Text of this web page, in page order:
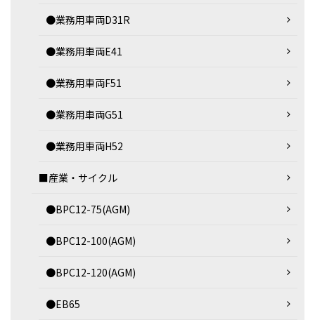
●業務用車両D31R
●業務用車両E41
●業務用車両F51
●業務用車両G51
●業務用車両H52
■産業・サイクル
●BPC12-75(AGM)
●BPC12-100(AGM)
●BPC12-120(AGM)
●EB65